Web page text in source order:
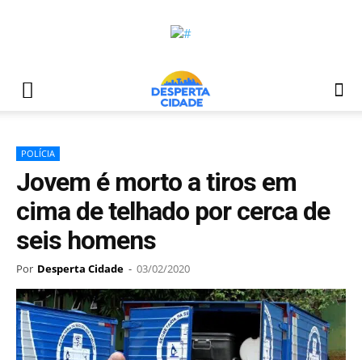
POLÍCIA
Jovem é morto a tiros em
cima de telhado por cerca de
seis homens
Por Desperta Cidade - 03/02/2020